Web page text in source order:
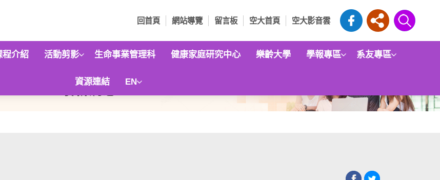
回首頁
網站導覽 留言板 空大首頁 空大影音雲
程介紹 活動剪影 生命事業管理科 健康家庭研究中心 樂齡大學 學報專區 系友專區
資源連結 EN
最新消息